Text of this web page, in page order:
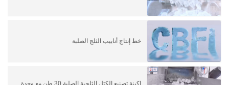
خط إنتاج أنابيب الثلج الصلبة
اكينة تصنيع الكتل الثلجية الصلبة 30 طن مع وحدة